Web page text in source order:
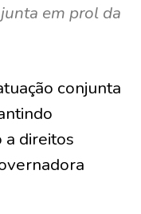
em prol da
conjunta
a direitos